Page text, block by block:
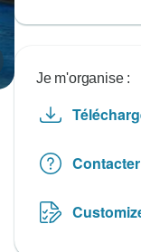
Je m'organise :